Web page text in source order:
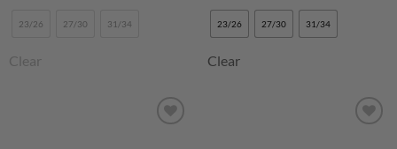
23/26 27/30 31/34
Clear
tuotteesta:5
/ 5
23/26 27/30 31/34
Clear